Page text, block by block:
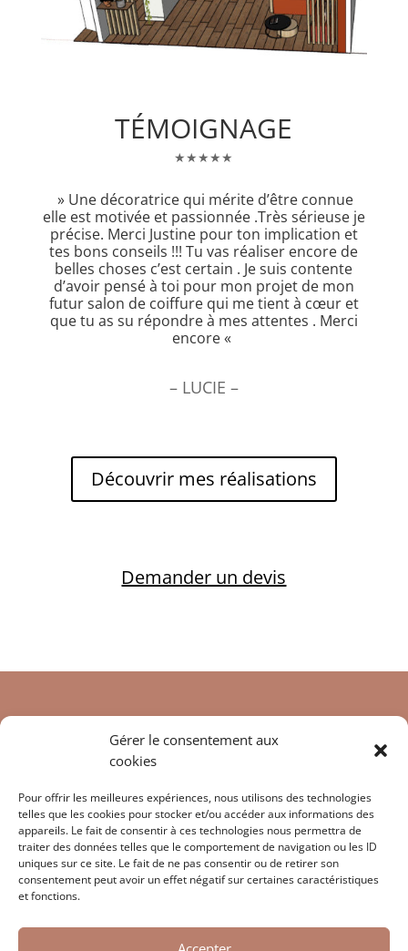
Gérer le consentement aux
cookies
Pour offrir les meilleures expériences, nous utilisons des technologies
telles que les cookies pour stocker et/ou accéder aux informations des
appareils. Le fait de consentir à ces technologies nous permettra de
traiter des données telles que le comportement de navigation ou les ID
uniques sur ce site. Le fait de ne pas consentir ou de retirer son
consentement peut avoir un effet négatif sur certaines caractéristiques
et fonctions.
TÉMOIGNAGE
★★★★★
» Une décoratrice qui mérite d’être connue
elle est motivée et passionnée .Très sérieuse je
précise. Merci Justine pour ton implication et
tes bons conseils !!! Tu vas réaliser encore de
belles choses c’est certain . Je suis contente
d’avoir pensé à toi pour mon projet de mon
futur salon de coiffure qui me tient à cœur et
que tu as su répondre à mes attentes . Merci
encore «
– LUCIE –
Découvrir mes réalisations
Demander un devis
Suivre mon Instagram